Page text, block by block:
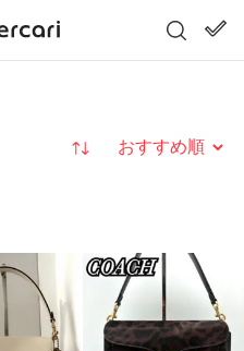
並び替え